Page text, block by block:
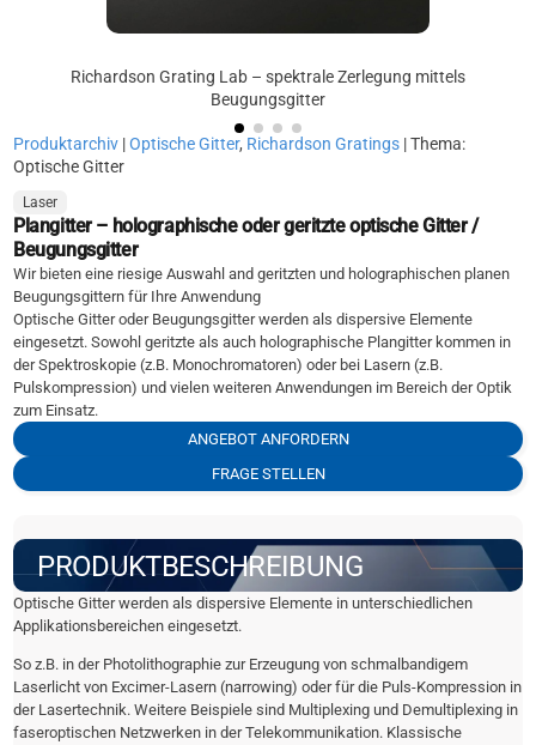
Richardson Grating Lab – spektrale Zerlegung mittels
Beugungsgitter
Produktarchiv |Optische Gitter, Richardson Gratings | Thema:
Optische Gitter
Laser
Plangitter – holographische oder geritzte optische Gitter /
Beugungsgitter
Wir bieten eine riesige Auswahl and geritzten und holographischen planen
Beugungsgittern für Ihre Anwendung
Optische Gitter oder Beugungsgitter werden als dispersive Elemente
eingesetzt. Sowohl geritzte als auch holographische Plangitter kommen in
der Spektroskopie (z.B. Monochromatoren) oder bei Lasern (z.B.
Pulskompression) und vielen weiteren Anwendungen im Bereich der Optik
zum Einsatz.
ANGEBOT ANFORDERN
FRAGE STELLEN
PRODUKTBESCHREIBUNG
Optische Gitter werden als dispersive Elemente in unterschiedlichen
Applikationsbereichen eingesetzt.
So z.B. in der Photolithographie zur Erzeugung von schmalbandigem
Laserlicht von Excimer-Lasern (narrowing) oder für die Puls-Kompression in
der Lasertechnik. Weitere Beispiele sind Multiplexing und Demultiplexing in
faseroptischen Netzwerken in der Telekommunikation. Klassische